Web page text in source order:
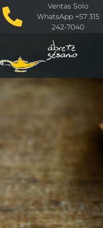
Ventas Solo
WhatsApp +57 315
242-7040